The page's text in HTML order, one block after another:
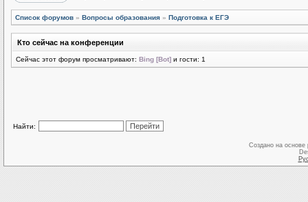
Список форумов » Вопросы образования » Подготовка к ЕГЭ
Кто сейчас на конференции
Сейчас этот форум просматривают: Bing [Bot] и гости: 1
Найти:
Создано на основе